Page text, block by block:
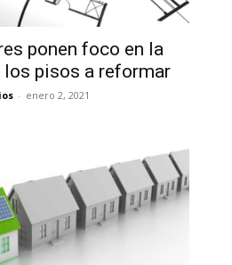
ponen foco en la
los pisos a reformar
- enero 2, 2021